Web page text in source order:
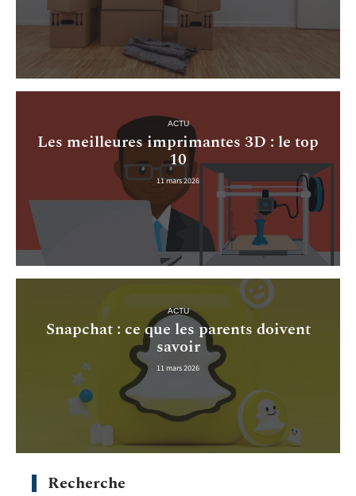
ACTU
Les meilleures imprimantes 3D : le top
10
11 mars 2026
ACTU
Snapchat : ce que les parents doivent
savoir
11 mars 2026
Recherche